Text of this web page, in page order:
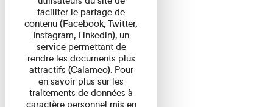
faciliter le partage de
contenu (Facebook, Twitter,
Instagram, Linkedin), un
service permettant de
rendre les documents plus
attractifs (Calameo). Pour
en savoir plus sur les
traitements de données à
caractère personnel mis en